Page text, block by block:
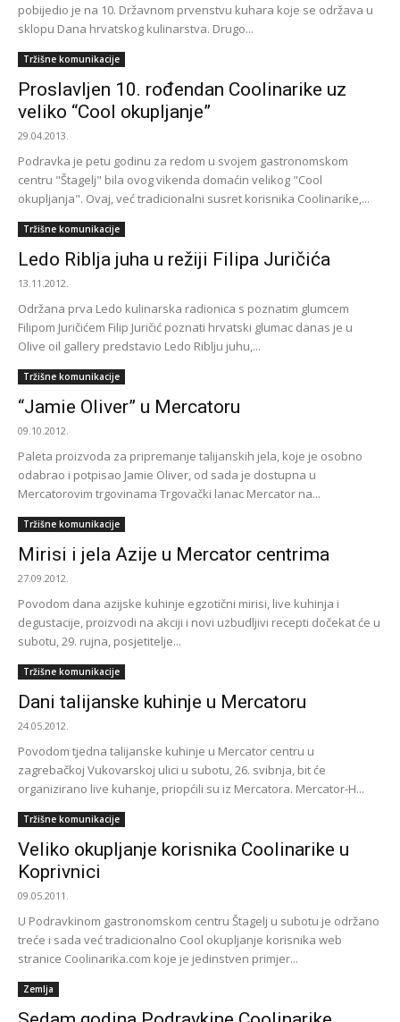
pobijedio je na 10. Državnom prvenstvu kuhara koje se održava u
sklopu Dana hrvatskog kulinarstva. Drugo...
Tržišne komunikacije
Proslavljen 10. rođendan Coolinarike uz
veliko “Cool okupljanje”
29.04.2013.
Podravka je petu godinu za redom u svojem gastronomskom
centru "Štagelj" bila ovog vikenda domaćin velikog "Cool
okupljanja". Ovaj, već tradicionalni susret korisnika Coolinarike,...
Tržišne komunikacije
Ledo Riblja juha u režiji Filipa Juričića
13.11.2012.
Održana prva Ledo kulinarska radionica s poznatim glumcem
Filipom Juričićem Filip Juričić poznati hrvatski glumac danas je u
Olive oil gallery predstavio Ledo Riblju juhu,...
Tržišne komunikacije
“Jamie Oliver” u Mercatoru
09.10.2012.
Paleta proizvoda za pripremanje talijanskih jela, koje je osobno
odabrao i potpisao Jamie Oliver, od sada je dostupna u
Mercatorovim trgovinama Trgovački lanac Mercator na...
Tržišne komunikacije
Mirisi i jela Azije u Mercator centrima
27.09.2012.
Povodom dana azijske kuhinje egzotični mirisi, live kuhinja i
degustacije, proizvodi na akciji i novi uzbudljivi recepti dočekat će u
subotu, 29. rujna, posjetitelje...
Tržišne komunikacije
Dani talijanske kuhinje u Mercatoru
24.05.2012.
Povodom tjedna talijanske kuhinje u Mercator centru u
zagrebačkoj Vukovarskoj ulici u subotu, 26. svibnja, bit će
organizirano live kuhanje, priopćili su iz Mercatora. Mercator-H...
Tržišne komunikacije
Veliko okupljanje korisnika Coolinarike u
Koprivnici
09.05.2011.
U Podravkinom gastronomskom centru Štagelj u subotu je održano
treće i sada već tradicionalno Cool okupljanje korisnika web
stranice Coolinarika.com koje je jedinstven primjer...
Zemlja